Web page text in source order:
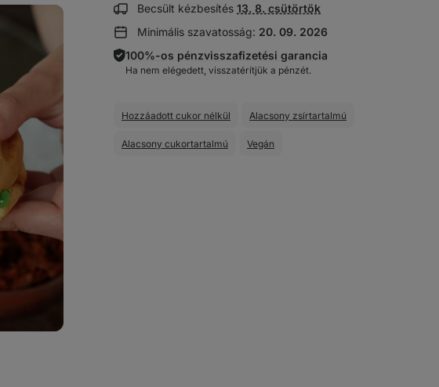
Becsült kézbesítés Szállítási
megjelenítése:
13. 8. csütörtök
Minimális szavatosság: 20. 09. 2026
100%-os pénzvisszafizetési garancia
Ha nem elégedett, visszatérítjük a pénzét.
Hozzáadott cukor nélkül Alacsony zsírtartalmú
Alacsony cukortartalmú Vegán